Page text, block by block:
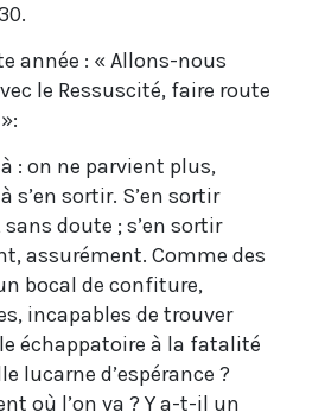
année : « Allons-nous
le Ressuscité, faire route
: on ne parvient plus,
s’en sortir. S’en sortir
doute ; s’en sortir
assurément. Comme des
bocal de confiture,
incapables de trouver
échappatoire à la fatalité
lucarne d’espérance ?
où l’on va ? Y a-t-il un